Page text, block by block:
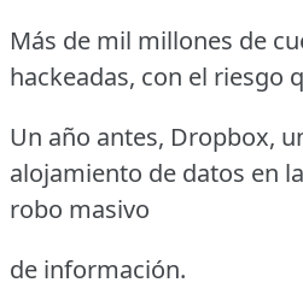
Más de mil millones de
hackeadas, con el riesgo
Un año antes, Dropbox,
alojamiento de datos en
robo masivo
de información.